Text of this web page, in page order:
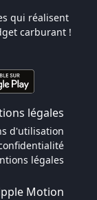
qui réalisent
carburant !
légales
d'utilisation
légales
Motion